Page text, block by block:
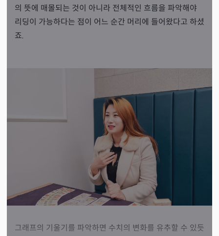
의 뜻에 매몰되는 것이 아니라 전체적인 흐름을 파악해야
리딩이 가능하다는 점이 어느 순간 머리에 들어왔다고 하셨
죠.
그래프의 기울기를 파악하면 수치의 변화를 유추할 수 있듯